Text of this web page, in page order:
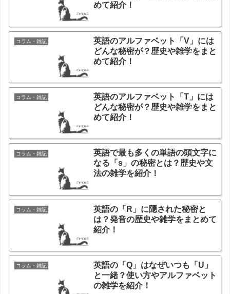
めて紹介！
コラム・雑記
英語のアルファベット「V」には
どんな秘密が？歴史や雑学をまと
めて紹介！
コラム・雑記
英語のアルファベット「T」には
どんな秘密が？歴史や雑学をまと
めて紹介！
コラム・雑記
英語で最も多くの単語の頭文字に
なる「s」の秘密とは？歴史や文
法の雑学を紹介！
コラム・雑記
英語の「R」に隠された秘密と
は？発音の歴史や雑学をまとめて
紹介！
コラム・雑記
英語の「Q」はなぜいつも「U」
と一緒？使い方やアルファベット
の雑学を紹介！